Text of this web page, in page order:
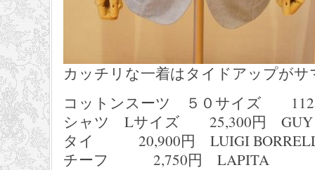
カッチリな一着はタイドアップが
コットンスーツ ５０サイズ
シャツ Lサイズ 25,300円 GUY
タイ 20,900円 LUIGI
チーフ 2,750円 LAPITA